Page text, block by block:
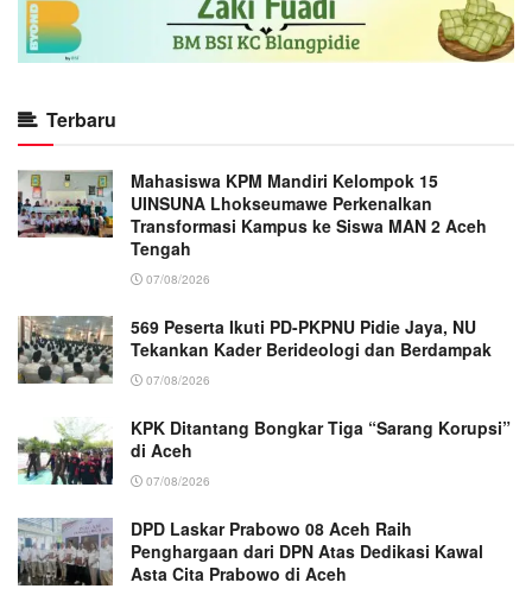
Terbaru
Mahasiswa KPM Mandiri Kelompok 15
UINSUNA Lhokseumawe Perkenalkan
Transformasi Kampus ke Siswa MAN 2 Aceh
Tengah
07/08/2026
569 Peserta Ikuti PD-PKPNU Pidie Jaya, NU
Tekankan Kader Berideologi dan Berdampak
07/08/2026
KPK Ditantang Bongkar Tiga “Sarang Korupsi”
di Aceh
07/08/2026
DPD Laskar Prabowo 08 Aceh Raih
Penghargaan dari DPN Atas Dedikasi Kawal
Asta Cita Prabowo di Aceh